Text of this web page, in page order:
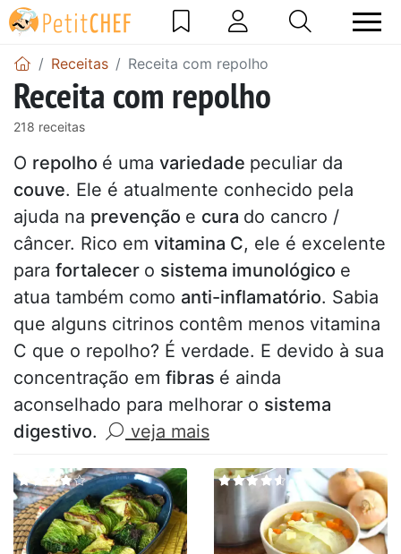
Receitas Receita com repolho
Receita com repolho
218 receitas
O repolho é uma variedade peculiar da
couve. Ele é atualmente conhecido pela
ajuda na prevenção e cura do cancro /
câncer. Rico em vitamina C, ele é excelente
para fortalecer o sistema imunológico e
atua também como anti-inflamatório. Sabia
que alguns citrinos contêm menos vitamina
C que o repolho? É verdade. E devido à sua
concentração em fibras é ainda
aconselhado para melhorar o sistema
digestivo. veja mais